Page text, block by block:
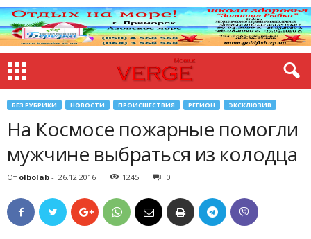
БЕЗ РУБРИКИ НОВОСТИ ПРОИСШЕСТВИЯ РЕГИОН ЭКСКЛЮЗИВ
На Космосе пожарные помогли
мужчине выбраться из колодца
От olbolab - 26.12.2016 1245 0